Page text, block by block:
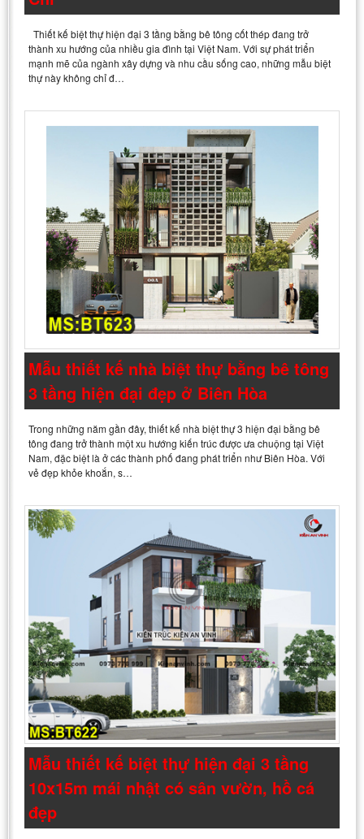
Thiết kế biệt thự hiện đại 3 tầng bằng bê tông cốt thép đang trở
thành xu hướng của nhiều gia đình tại Việt Nam. Với sự phát triển
mạnh mẽ của ngành xây dựng và nhu cầu sống cao, những mẫu biệt
thự này không chỉ đ…
Mẫu thiết kế nhà biệt thự bằng bê tông
3 tầng hiện đại đẹp ở Biên Hòa
Trong những năm gần đây, thiết kế nhà biệt thự 3 hiện đại bằng bê
tông đang trở thành một xu hướng kiến trúc được ưa chuộng tại Việt
Nam, đặc biệt là ở các thành phố đang phát triển như Biên Hòa. Với
vẻ đẹp khỏe khoắn, s…
Mẫu thiết kế biệt thự hiện đại 3 tầng
10x15m mái nhật có sân vườn, hồ cá
đẹp